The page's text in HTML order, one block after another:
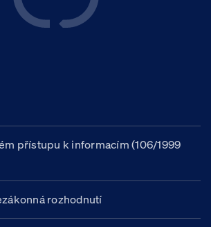
přístupu k informacím (106/1999
rozhodnutí